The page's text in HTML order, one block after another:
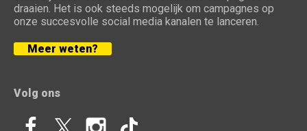
draaien. Het is ook steeds mogelijk om campagnes op
onze succesvolle social media kanalen te lanceren.
Meer weten?
Volg ons